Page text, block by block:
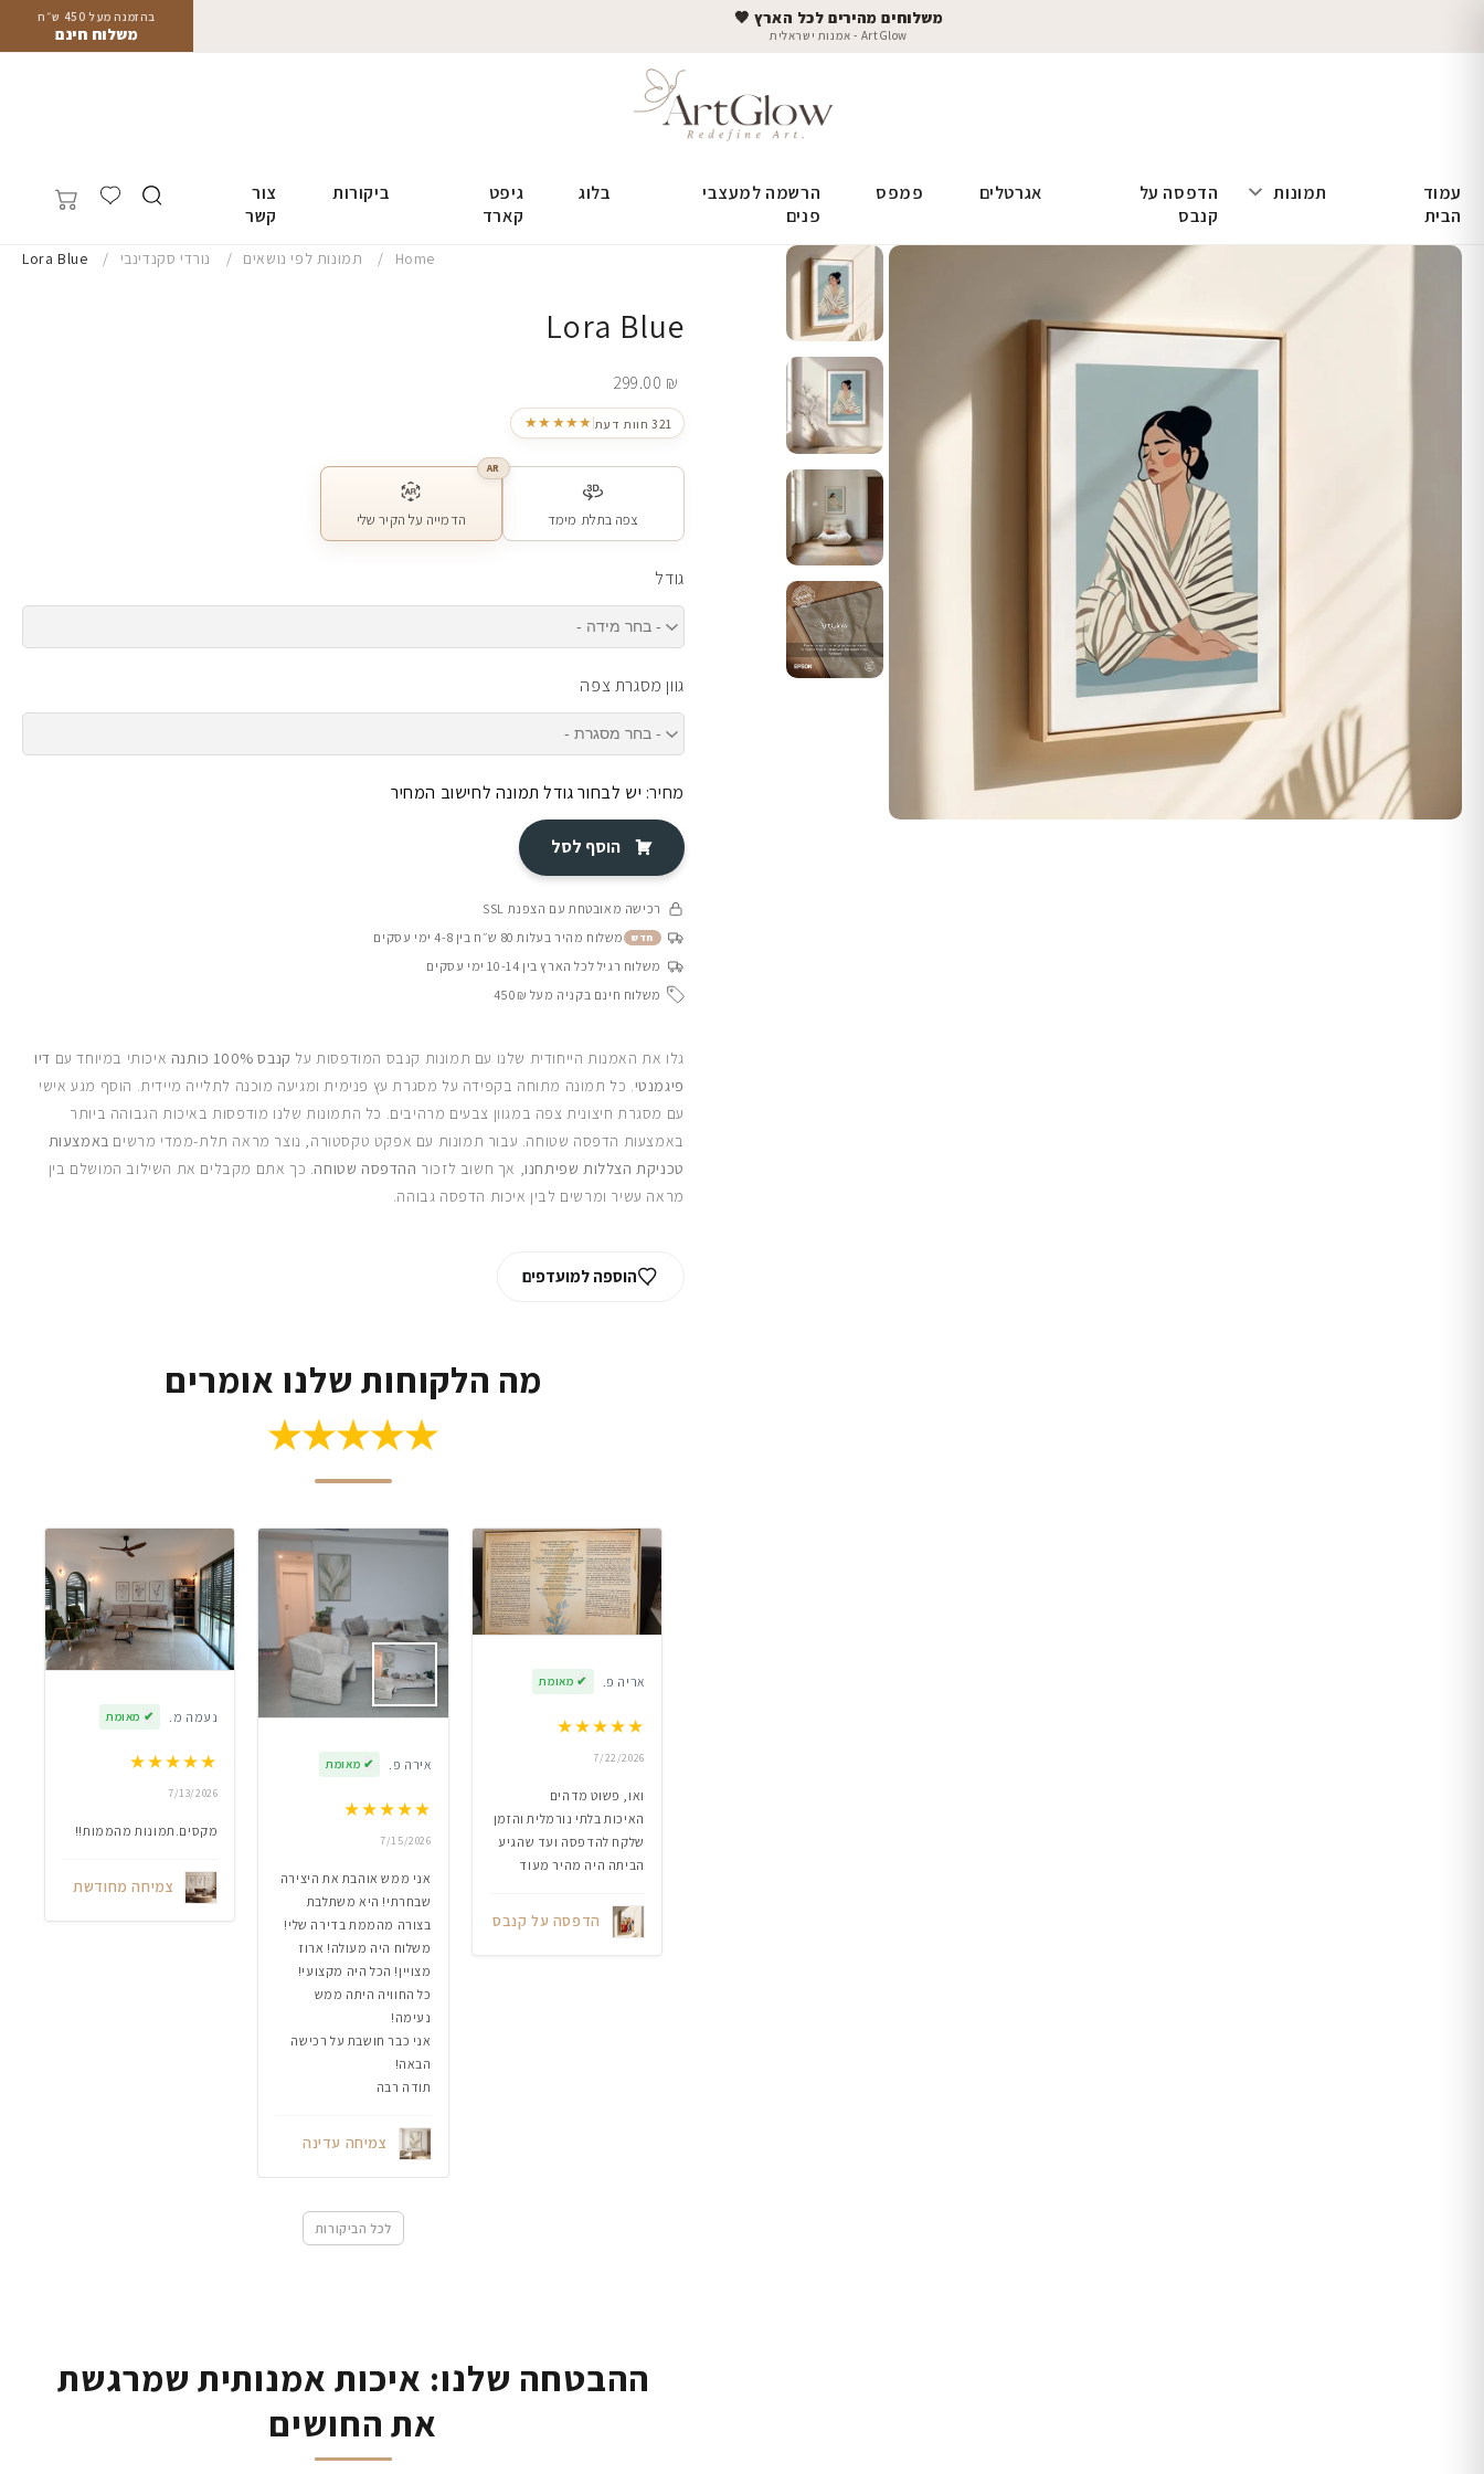
בהזמנה מעל 450 ש״ח
משלוח חינם
משלוחים מהירים לכל הארץ 🤎
ArtGlow - אמנות ישראלית
עמוד
הבית
תמונות
הדפסה על
קנבס
אגרטלים פמפס
הרשמה למעצבי
פנים
בלוג
גיפט
קארד
ביקורות
צור
קשר
Home תמונות לפי נושאים נורדי סקנדינבי Lora Blue
Lora Blue
299.00 ₪
★★★★★ 321 חוות דעת
צפה בתלת מימד
AR
הדמייה על הקיר שלי
גודל
גוון מסגרת צפה
מחיר: יש לבחור גודל תמונה לחישוב המחיר
הוסף לסל
רכישה מאובטחת עם הצפנת SSL
חדש משלוח מהיר בעלות 80 ש״ח בין 4-8 ימי עסקים
משלוח רגיל לכל הארץ בין 10-14 ימי עסקים
משלוח חינם בקניה מעל 450₪
גלו את האמנות הייחודית שלנו עם תמונות קנבס המודפסות על קנבס 100% כותנה איכותי במיוחד עם דיו
פיגמנטי. כל תמונה מתוחה בקפידה על מסגרת עץ פנימית ומגיעה מוכנה לתלייה מיידית. הוסף מגע אישי
עם מסגרת חיצונית צפה במגוון צבעים מרהיבים. כל התמונות שלנו מודפסות באיכות הגבוהה ביותר
באמצעות הדפסה שטוחה. עבור תמונות עם אפקט טקסטורה, נוצר מראה תלת-ממדי מרשים באמצעות
טכניקת הצללות שפיתחנו, אך חשוב לזכור ההדפסה שטוחה. כך אתם מקבלים את השילוב המושלם בין
מראה עשיר ומרשים לבין איכות הדפסה גבוהה.
הוספה למועדפים
מה הלקוחות שלנו אומרים
★★★★★
אריה פ. ✔ מאומת
★★★★★
7/22/2026
ואו, פשוט מדהים
האיכות בלתי נורמלית והזמן
שלקח להדפסה ועד שהגיע
הביתה היה מהיר מעוד
הדפסה על קנבס
אירה פ. ✔ מאומת
★★★★★
7/15/2026
אני ממש אוהבת את היצירה
שבחרתי! היא משתלבת
בצורה מהממת בדירה שלי!
משלוח היה מעולה! ארוז
מצויין! הכל היה מקצועי!
כל החוויה היתה ממש
נעימה!
אני כבר חושבת על רכישה
הבאה!
תודה רבה
צמיחה עדינה
נעמה מ. ✔ מאומת
★★★★★
7/13/2026
מקסים.תמונות מהממות!!
צמיחה מחודשת
לכל הביקורות
ההבטחה שלנו: איכות אמנותית שמרגשת
את החושים